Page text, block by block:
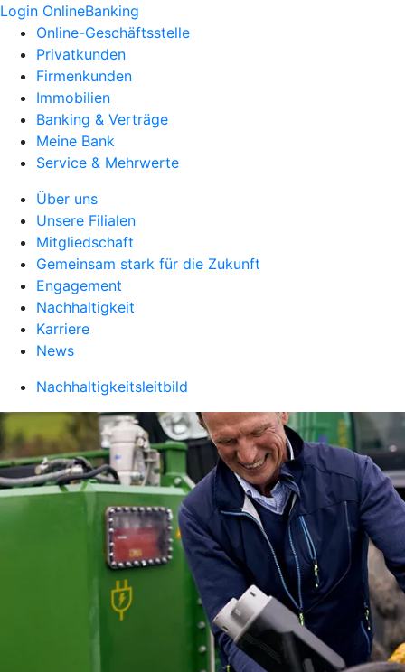
Login OnlineBanking
Online-Geschäftsstelle
Privatkunden
Firmenkunden
Immobilien
Banking & Verträge
Meine Bank
Service & Mehrwerte
Über uns
Unsere Filialen
Mitgliedschaft
Gemeinsam stark für die Zukunft
Engagement
Nachhaltigkeit
Karriere
News
Nachhaltigkeitsleitbild